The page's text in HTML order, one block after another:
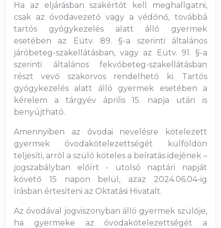
Ha az eljárásban szakértőt kell meghallgatni,
csak az óvodavezető vagy a védőnő, továbbá
tartós gyógykezelés alatt álló gyermek
esetében az Eütv. 89. §-a szerinti általános
járóbeteg-szakellátásban, vagy az Eütv. 91. §-a
szerinti általános fekvőbeteg-szakellátásban
részt vevő szakorvos rendelhető ki. Tartós
gyógykezelés alatt álló gyermek esetében a
kérelem a tárgyév április 15. napja után is
benyújtható.
Amennyiben az óvodai nevelésre kötelezett
gyermek óvodakötelezettségét külföldön
teljesíti, arról a szülő köteles a beíratás idejének –
jogszabályban előírt - utolsó naptári napját
követő 15 napon belül, azaz 2024.06.04-ig
írásban értesíteni az Oktatási Hivatalt.
Az óvodával jogviszonyban álló gyermek szülője,
ha gyermeke az óvodakötelezettségét a